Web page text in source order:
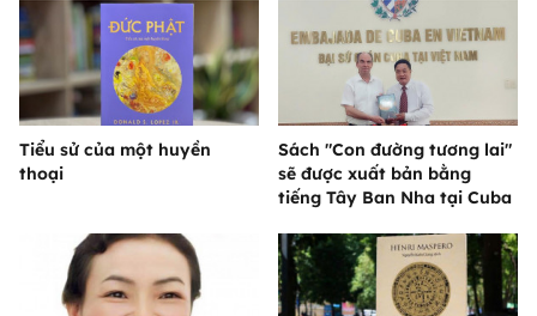
Tiểu sử của một huyền
thoại
Sách "Con đường tương lai"
sẽ được xuất bản bằng
tiếng Tây Ban Nha tại Cuba